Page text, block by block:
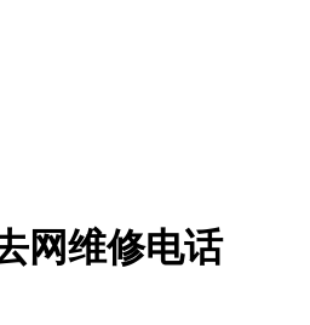
网维修电话